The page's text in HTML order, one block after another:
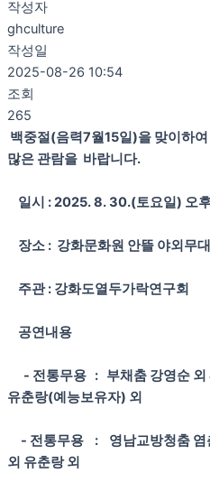
작성자
ghculture
작성일
2025-08-26 10:54
조회
265
백중절(음력7월15일)을 맞이하
많은 관람을 바랍니다.
일시 : 2025. 8. 30.(토요일) 오
장소 : 강화문화원 안뜰 야외무대
주관 : 강화도열두가락연구회
공연내용
- 전통무용 : 부채춤 강영순
유춘랑(예능보유자) 외
- 전통무용 : 영남교방청춤 염
외 유춘랑 외